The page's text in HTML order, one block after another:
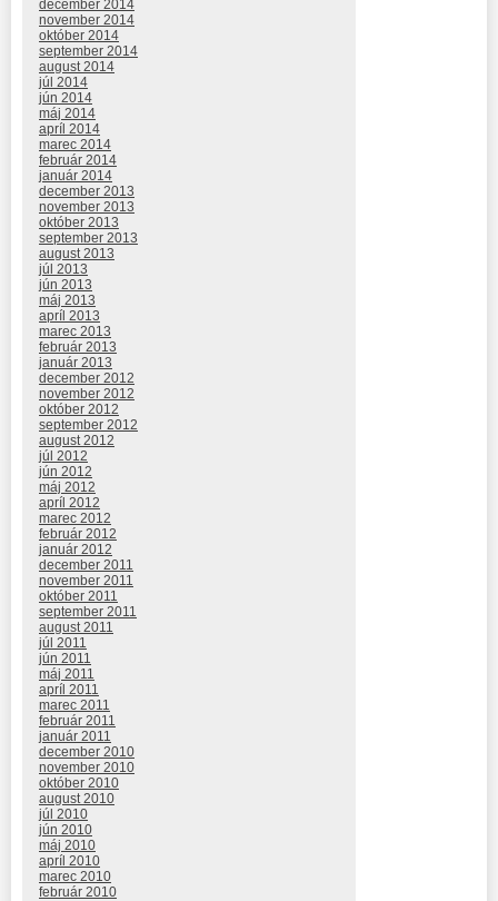
december 2014
november 2014
október 2014
september 2014
august 2014
júl 2014
jún 2014
máj 2014
apríl 2014
marec 2014
február 2014
január 2014
december 2013
november 2013
október 2013
september 2013
august 2013
júl 2013
jún 2013
máj 2013
apríl 2013
marec 2013
február 2013
január 2013
december 2012
november 2012
október 2012
september 2012
august 2012
júl 2012
jún 2012
máj 2012
apríl 2012
marec 2012
február 2012
január 2012
december 2011
november 2011
október 2011
september 2011
august 2011
júl 2011
jún 2011
máj 2011
apríl 2011
marec 2011
február 2011
január 2011
december 2010
november 2010
október 2010
august 2010
júl 2010
jún 2010
máj 2010
apríl 2010
marec 2010
február 2010